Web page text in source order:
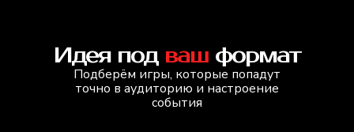
Идея под вашформат
Подберём игры, которые попадут
точно в аудиторию и настроение
события